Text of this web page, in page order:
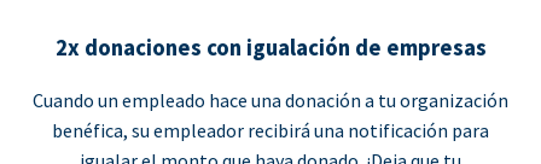
2x donaciones con igualación de empresas
Cuando un empleado hace una donación a tu organización
benéfica, su empleador recibirá una notificación para